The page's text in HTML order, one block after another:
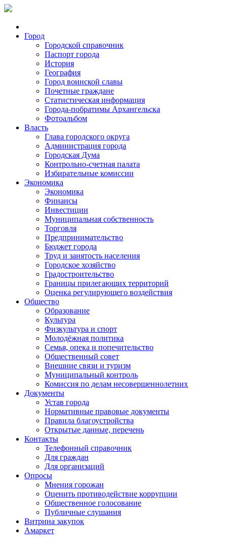
Город
Городской справочник
Паспорт города
История
География
Город воинской славы
Почетные граждане
Статистическая информация
Города-побратимы Архангельска
Фотоальбом
Власть
Глава городского округа
Администрация города
Городская Дума
Контрольно-счетная палата
Избирательные комиссии
Экономика
Экономика
Финансы
Инвестиции
Муниципальная собственность
Торговля
Предпринимательство
Бюджет города
Труд и занятость населения
Городское хозяйство
Градостроительство
Границы прилегающих территорий
Оценка регулирующего воздействия
Общество
Образование
Культура
Физкультура и спорт
Молодёжная политика
Семья, опека и попечительство
Общественный совет
Внешние связи и туризм
Муниципальный контроль
Комиссия по делам несовершеннолетних
Документы
Устав города
Нормативные правовые документы
Правила благоустройства
Открытые данные, перечень
Контакты
Телефонный справочник
Для граждан
Для организаций
Опросы
Мнения горожан
Оценить противодействие коррупции
Общественное голосование
Публичные слушания
Витрина закупок
Амаркет